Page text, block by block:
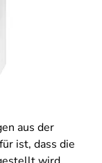
aus der
ist, dass die